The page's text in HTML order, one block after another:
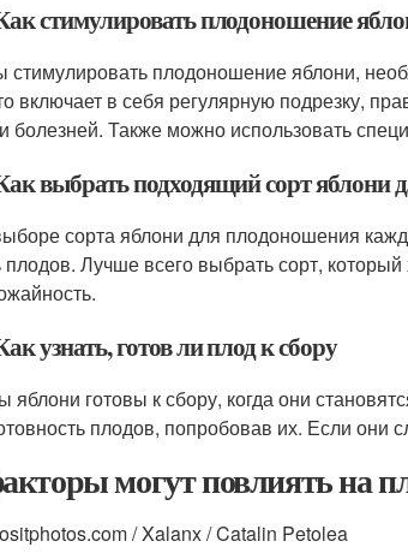
стимулировать плодоношение
стимулировать плодоношение яблони,
включает в себя регулярную подрезку,
болезней. Также можно использовать
выбрать подходящий сорт яблони
сорта яблони для плодоношения
плодов. Лучше всего выбрать сорт,
узнать, готов ли плод к сбору
яблони готовы к сбору, когда они
плодов, попробовав их. Если они
могут повлиять на
/ Xalanx / Catalin Petolea